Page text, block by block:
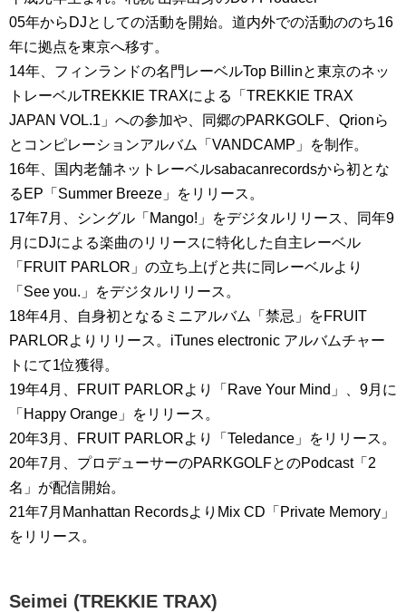
05年からDJとしての活動を開始。道内外での活動ののち16
年に拠点を東京へ移す。
14年、フィンランドの名門レーベルTop Billinと東京のネッ
トレーベルTREKKIE TRAXによる「TREKKIE TRAX
JAPAN VOL.1」への参加や、同郷のPARKGOLF、Qrionら
とコンピレーションアルバム「VANDCAMP」を制作。
16年、国内老舗ネットレーベルsabacanrecordsから初とな
るEP「Summer Breeze」をリリース。
17年7月、シングル「Mango!」をデジタルリリース、同年9
月にDJによる楽曲のリリースに特化した自主レーベル
「FRUIT PARLOR」の立ち上げと共に同レーベルより
「See you.」をデジタルリリース。
18年4月、自身初となるミニアルバム「禁忌」をFRUIT
PARLORよりリリース。iTunes electronic アルバムチャー
トにて1位獲得。
19年4月、FRUIT PARLORより「Rave Your Mind」、9月に
「Happy Orange」をリリース。
20年3月、FRUIT PARLORより「Teledance」をリリース。
20年7月、プロデューサーのPARKGOLFとのPodcast「2
名」が配信開始。
21年7月Manhattan RecordsよりMix CD「Private Memory」
をリリース。
Seimei (TREKKIE TRAX)